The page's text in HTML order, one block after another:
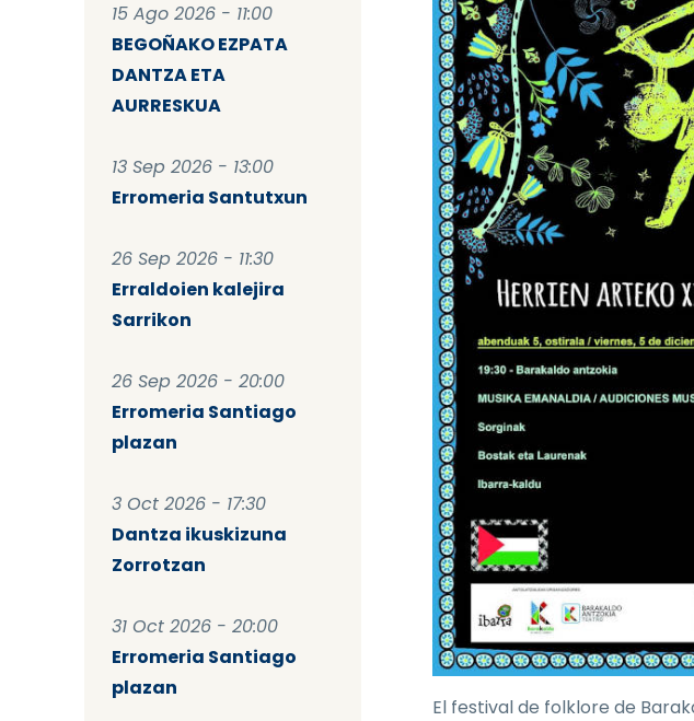
15 Ago 2026 - 11:00
BEGOÑAKO EZPATA
DANTZA ETA
AURRESKUA
13 Sep 2026 - 13:00
Erromeria Santutxun
26 Sep 2026 - 11:30
Erraldoien kalejira
Sarrikon
26 Sep 2026 - 20:00
Erromeria Santiago
plazan
3 Oct 2026 - 17:30
Dantza ikuskizuna
Zorrotzan
31 Oct 2026 - 20:00
Erromeria Santiago
plazan
El festival de folklore de